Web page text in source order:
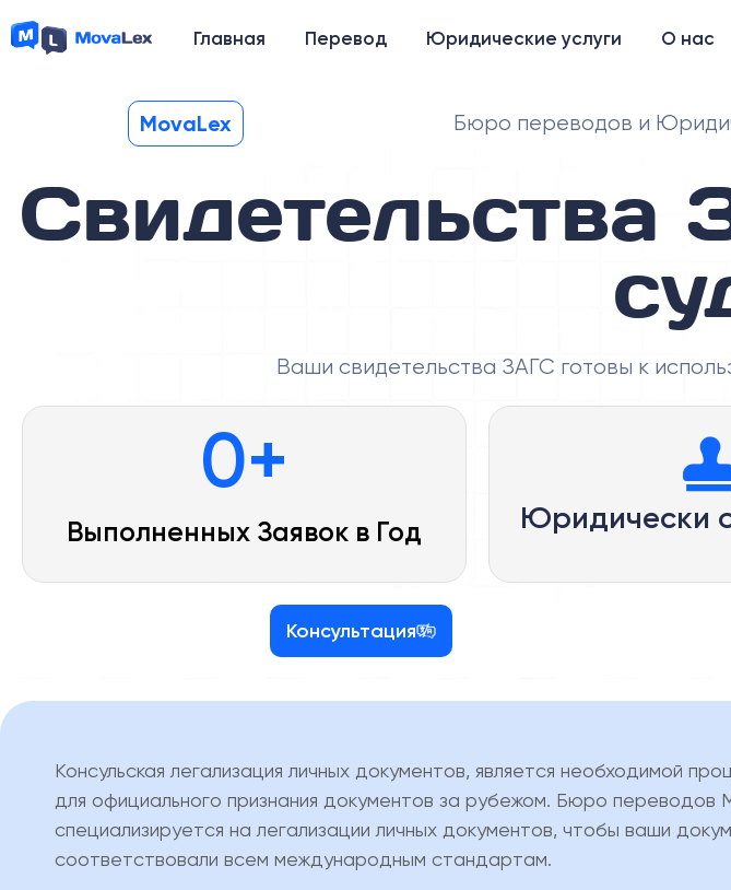
Главная Перевод Юридические услуги О нас
MovaLex Бюро переводов и
Ваши свидетельства ЗАГС готовы к
Выполненных Заявок в Год
0+
Юридически
Консультация
Консульская легализация личных документов, является необходимой
для официального признания документов за рубежом. Бюро переводов
специализируется на легализации личных документов, чтобы ваши
соответствовали всем международным стандартам.